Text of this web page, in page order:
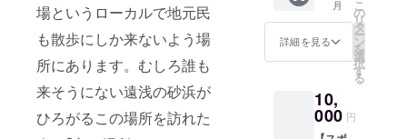
場というローカルで地元民
も散歩にしか来ないよう場
所にあります。むしろ誰も
来そうにない遠浅の砂浜が
ひろがるこの場所を訪れた
物:不使
用
用いた
だける
5500円
分の優
待券を
しま
す！ ※
お釣り
月
詳細を見る
こ
の
リ
タ
ー
ン
を
選
択
す
る
10,
000 円